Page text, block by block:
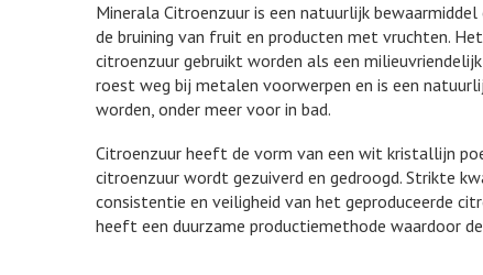
Minerala Citroenzuur is een natuurlijk
de bruining van fruit en producten met vruchten.
citroenzuur gebruikt worden als een
roest weg bij metalen voorwerpen en is een
worden, onder meer voor in bad.
Citroenzuur heeft de vorm van een wit kristallijn
citroenzuur wordt gezuiverd en gedroogd. Strikte
consistentie en veiligheid van het geproduceerde
heeft een duurzame productiemethode waardoor